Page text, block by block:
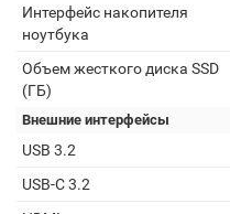
Интерфейс накопителя
ноутбука
Объем жесткого диска SSD
(ГБ)
Внешние интерфейсы
USB 3.2
USB-C 3.2